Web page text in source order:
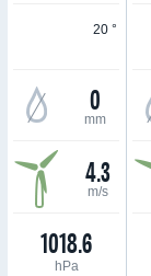
20 °
0
mm
4.3
m/s
1018.6
hPa